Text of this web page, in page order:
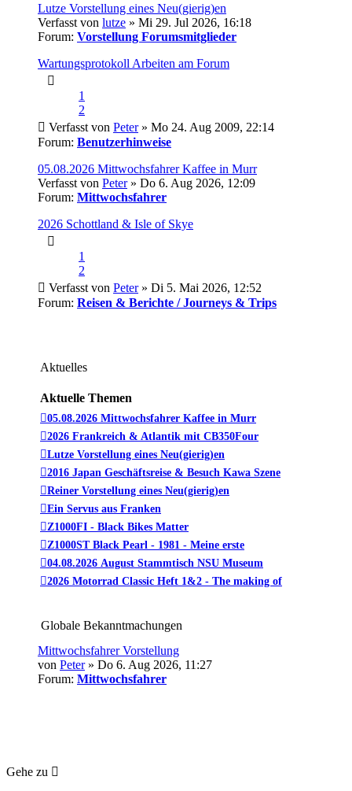
Lutze Vorstellung eines Neu(gierig)en
Verfasst von lutze » Mi 29. Jul 2026, 16:18
Forum: Vorstellung Forumsmitglieder
Wartungsprotokoll Arbeiten am Forum
1
2
Verfasst von Peter» Mo 24. Aug 2009, 22:14
Forum: Benutzerhinweise
05.08.2026 Mittwochsfahrer Kaffee in Murr
Verfasst von Peter» Do 6. Aug 2026, 12:09
Forum: Mittwochsfahrer
2026 Schottland & Isle of Skye
1
2
Verfasst von Peter» Di 5. Mai 2026, 12:52
Forum: Reisen & Berichte / Journeys & Trips
Aktuelles
Aktuelle Themen
05.08.2026 Mittwochsfahrer Kaffee in Murr
2026 Frankreich & Atlantik mit CB350Four
Lutze Vorstellung eines Neu(gierig)en
2016 Japan Geschäftsreise & Besuch Kawa Szene
Reiner Vorstellung eines Neu(gierig)en
Ein Servus aus Franken
Z1000FI - Black Bikes Matter
Z1000ST Black Pearl - 1981 - Meine erste
04.08.2026 August Stammtisch NSU Museum
2026 Motorrad Classic Heft 1&2 - The making of
Globale Bekanntmachungen
Mittwochsfahrer Vorstellung
von Peter» Do 6. Aug 2026, 11:27
Forum: Mittwochsfahrer
Gehe zu